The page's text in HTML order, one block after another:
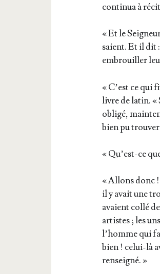
conti­nua à
« Et le
saient. Et il dit
embrouiller
« C’est ce qui
livre de latin. «
obli­gé,
bien pu
« Qu’est-ce
« Allons donc
il y avait une
avaient col­lé
artistes ; les
l’homme qui
bien ! celui-là
renseigné. »